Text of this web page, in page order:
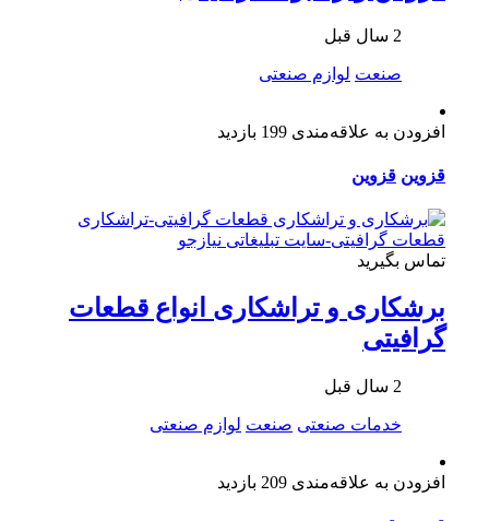
2 سال قبل
صنعت لوازم صنعتی
افزودن به علاقه‌مندی 199 بازدید
قزوین قزوین
تماس بگیرید
برشکاری و تراشکاری انواع قطعات
گرافیتی
2 سال قبل
خدمات صنعتی صنعت لوازم صنعتی
افزودن به علاقه‌مندی 209 بازدید